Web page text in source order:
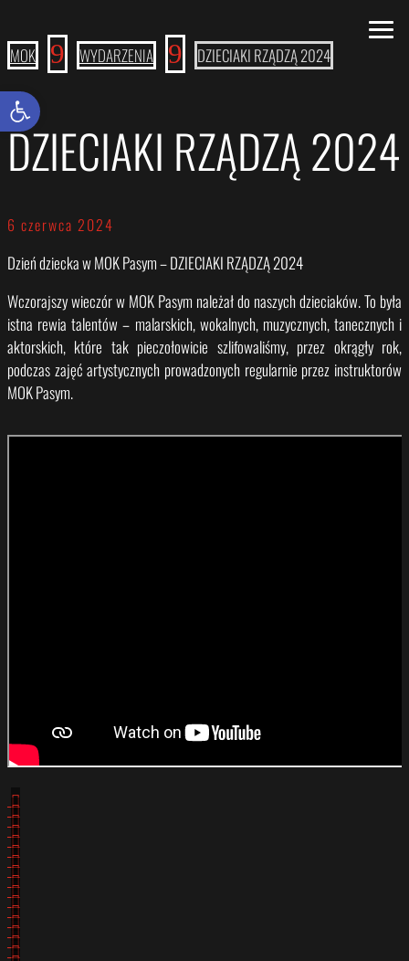
MOK 9 WYDARZENIA 9 DZIECIAKI RZĄDZĄ 2024
DZIECIAKI RZĄDZĄ 2024
6 czerwca 2024
Dzień dziecka w MOK Pasym – DZIECIAKI RZĄDZĄ 2024
Wczorajszy wieczór w MOK Pasym należał do naszych dzieciaków. To była
istna rewia talentów – malarskich, wokalnych, muzycznych, tanecznych i
aktorskich, które tak pieczołowicie szlifowaliśmy, przez okrągły rok,
podczas zajęć artystycznych prowadzonych regularnie przez instruktorów
MOK Pasym.
Otwórz pasek narzędzi